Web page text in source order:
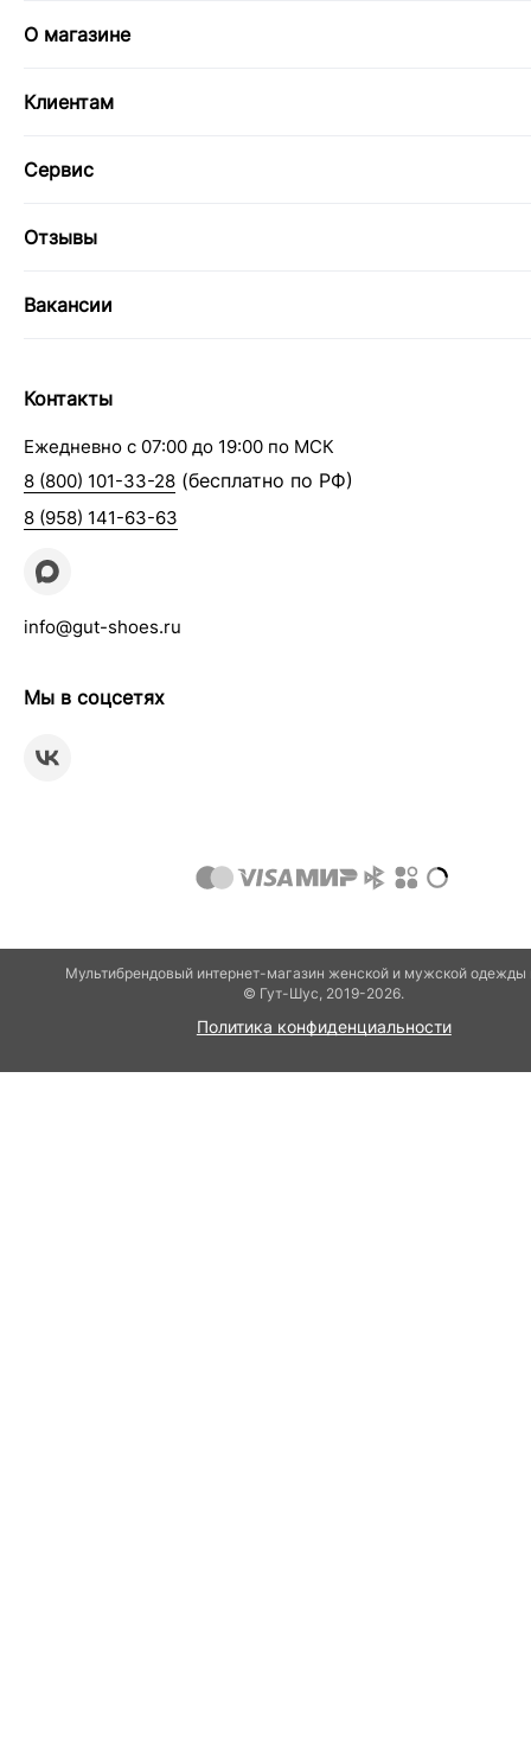
О магазине
Клиентам
Сервис
Отзывы
Вакансии
Контакты
Ежедневно с 07:00 до 19:00 по МСК
8 (800) 101-33-28 (бесплатно по РФ)
8 (958) 141-63-63
info@gut-shoes.ru
Мы в соцсетях
Мультибрендовый интернет-магазин женской и мужской одежды
© Гут-Шуc, 2019-2026.
Политика конфиденциальности